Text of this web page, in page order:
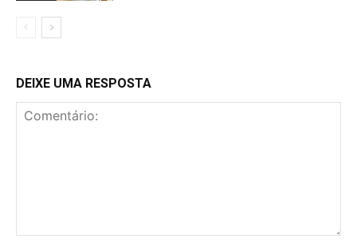
DEIXE UMA RESPOSTA